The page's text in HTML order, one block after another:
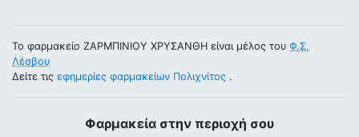
Το φαρμακείο ΖΑΡΜΠΙΝΙΟΥ ΧΡΥΣΑΝΘΗ είναι μέλος του Φ.Σ.
Λέσβου
Δείτε τις εφημερίες φαρμακείων Πολιχνίτος .
Φαρμακεία στην περιοχή σου